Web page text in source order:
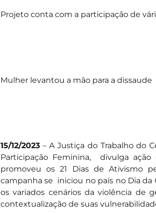
Projeto conta com a participação de
Mulher levantou a mão para a dissaude
15/12/2023– A Justiça do Trabalho do
Participação Feminina, divulga
promoveu os 21 Dias de Ativismo
campanha se iniciou no país no Dia da
os variados cenários da violência de
contextualização de suas